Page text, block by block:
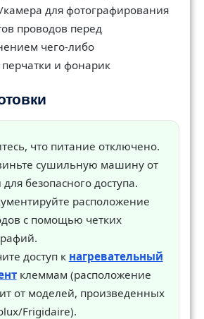
для фотографирования
проводов перед
чего-либо
и фонарик
что питание отключено.
сушильную машину от
безопасного доступа.
расположение
с помощью четких
доступ к нагревательный
клеммам (расположение
от моделей, произведенных
Frigidaire).